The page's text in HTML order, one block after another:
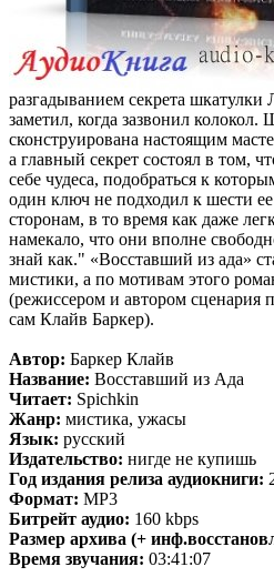
разгадыванием секрета
заметил, когда зазвонил колокол.
сконструирована настоящим
а главный секрет состоял в том,
себе чудеса, подобраться к
один ключ не подходил к шести
сторонам, в то время как даже
намекало, что они вполне
знай как." «Восставший из ада»
мистики, а по мотивам этого
(режиссером и автором сценария
сам Клайв Баркер).
Автор: Баркер Клайв
Название: Восставший из Ада
Читает: Spichkin
Жанр: мистика, ужасы
Язык: русский
Издательство: нигде не купишь
Год издания релиза аудиокниги:
Формат: MP3
Битрейт аудио: 160 kbps
Размер архива (+
Время звучания: 03:41:07